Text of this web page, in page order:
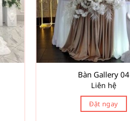
Bàn Gallery 04
Liên hệ
Đặt ngay